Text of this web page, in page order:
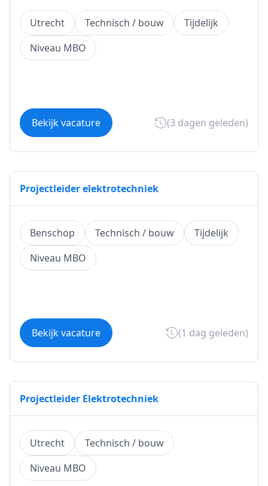
Utrecht Technisch / bouw
Tijdelijk
Niveau MBO
Bekijk vacature (3 dagen geleden)
Projectleider elektrotechniek
Benschop Technisch / bouw
Tijdelijk
Niveau MBO
Bekijk vacature (1 dag geleden)
Projectleider Elektrotechniek
Utrecht
Technisch / bouw
Niveau MBO